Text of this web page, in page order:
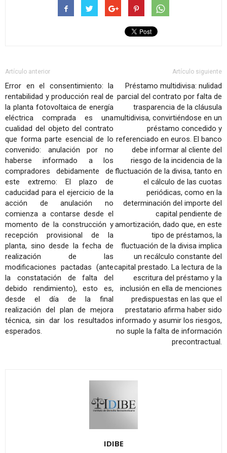
Artículo anterior
Error en el consentimiento: la
rentabilidad y producción real de
la planta fotovoltaica de energía
eléctrica comprada es una
cualidad del objeto del contrato
que forma parte esencial de lo
convenido: anulación por no
haberse informado a los
compradores debidamente de
este extremo: El plazo de
caducidad para el ejercicio de la
acción de anulación no
comienza a contarse desde el
momento de la construcción y
recepción provisional de la
planta, sino desde la fecha de
realización de las
modificaciones pactadas (ante
la constatación de falta del
debido rendimiento), esto es,
desde el día de la final
realización del plan de mejora
técnica, sin dar los resultados
esperados.
Artículo siguiente
Préstamo multidivisa: nulidad
parcial del contrato por falta de
trasparencia de la cláusula
multidivisa, convirtiéndose en un
préstamo concedido y
referenciado en euros. El banco
debe informar al cliente del
riesgo de la incidencia de la
fluctuación de la divisa, tanto en
el cálculo de las cuotas
periódicas, como en la
determinación del importe del
capital pendiente de
amortización, dado que, en este
tipo de préstamos, la
fluctuación de la divisa implica
un recálculo constante del
capital prestado. La lectura de la
escritura del préstamo y la
inclusión en ella de menciones
predispuestas en las que el
prestatario afirma haber sido
informado y asumir los riesgos,
no suple la falta de información
precontractual.
IDIBE